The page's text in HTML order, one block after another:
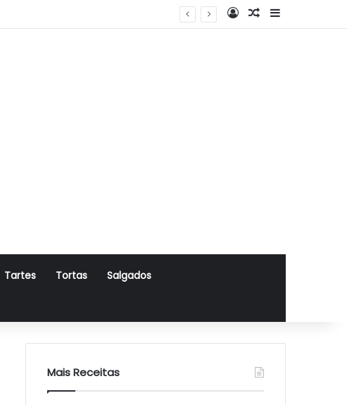
Log InArtigo Aleatório
Sidebar
Tartes Tortas Salgados
Mais Receitas